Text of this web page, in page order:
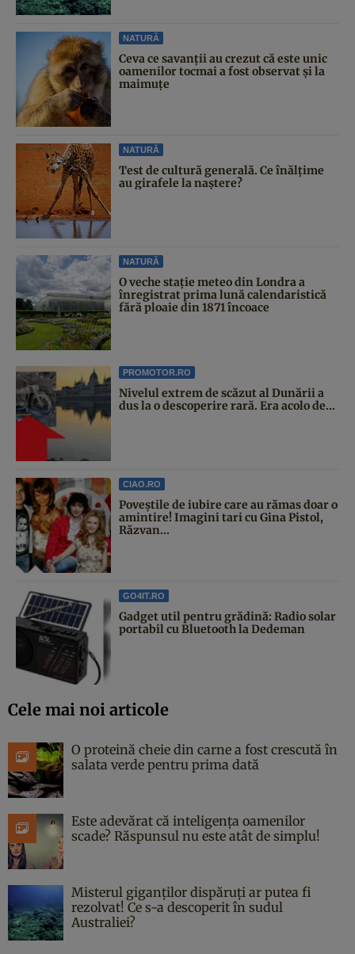
NATURĂ
Ceva ce savanții au crezut că este unic
oamenilor tocmai a fost observat și la
maimuțe
NATURĂ
Test de cultură generală. Ce înălțime
au girafele la naștere?
NATURĂ
O veche stație meteo din Londra a
înregistrat prima lună calendaristică
fără ploaie din 1871 încoace
PROMOTOR.RO
Nivelul extrem de scăzut al Dunării a
dus la o descoperire rară. Era acolo de...
CIAO.RO
Poveştile de iubire care au rămas doar o
amintire! Imagini tari cu Gina Pistol,
Răzvan...
GO4IT.RO
Gadget util pentru grădină: Radio solar
portabil cu Bluetooth la Dedeman
Cele mai noi articole
O proteină cheie din carne a fost crescută în
salata verde pentru prima dată
Este adevărat că inteligența oamenilor
scade? Răspunsul nu este atât de simplu!
Misterul giganților dispăruți ar putea fi
rezolvat! Ce s-a descoperit în sudul
Australiei?